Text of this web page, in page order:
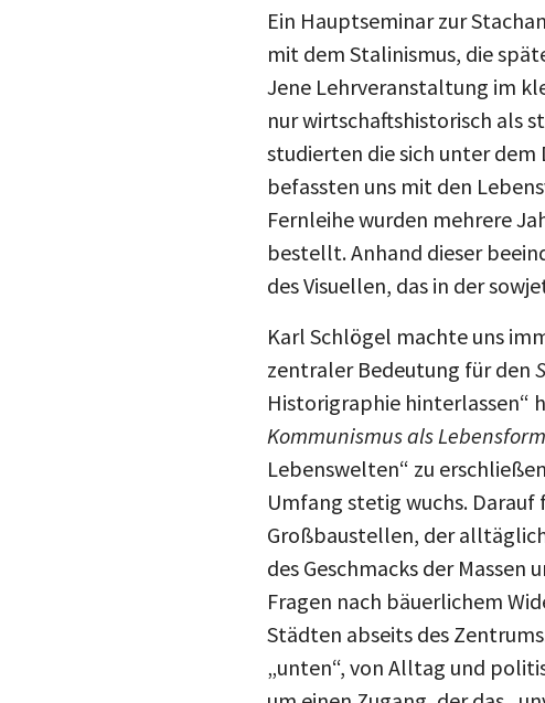
mit dem Stalinismus, die
Jene Lehrveranstaltung im
nur wirtschaftshistorisch als
studierten die sich unter
befassten uns mit den
Fernleihe wurden mehrere
bestellt. Anhand dieser
des Visuellen, das in der
zentraler Bedeutung für den
Historigraphie hinterlassen“
Kommunismus als Lebensform
Lebenswelten“ zu
Umfang stetig wuchs. Darauf
Großbaustellen, der
des Geschmacks der
Fragen nach bäuerlichem
Städten abseits des
„unten“, von Alltag und
um einen Zugang, der das